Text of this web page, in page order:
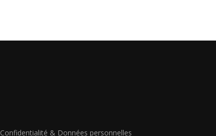
Confidentialité & Données personnelles